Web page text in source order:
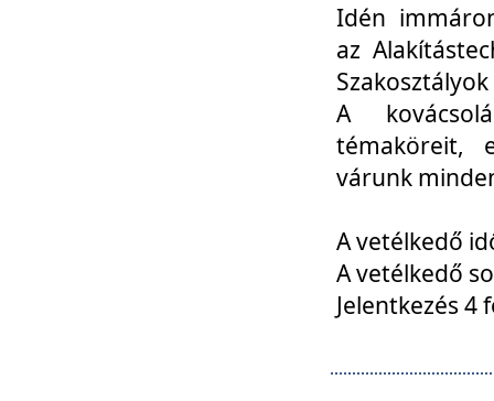
Idén
az
A
témaköreit,
várunk
A vetélkedő
A vetélkedő
Jelentkezés 4